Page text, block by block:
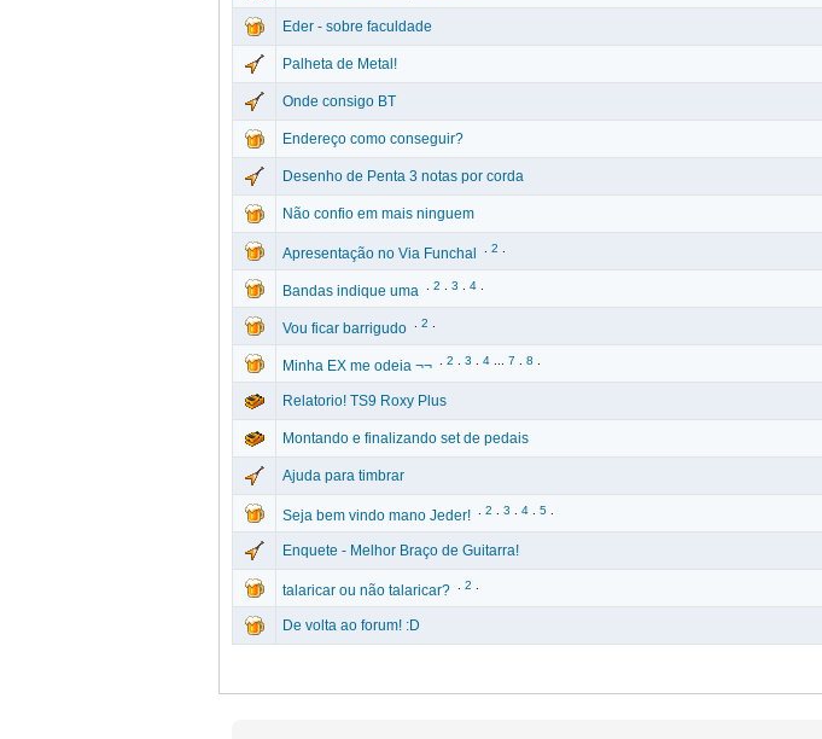
Eder - sobre faculdade
Palheta de Metal!
Onde consigo BT
Endereço como conseguir?
Desenho de Penta 3 notas por corda
Não confio em mais ninguem
Apresentação no Via Funchal 2
Bandas indique uma 2 3 4
Vou ficar barrigudo 2
Minha EX me odeia ¬¬ 2 3 4 7 8
Relatorio! TS9 Roxy Plus
Montando e finalizando set de pedais
Ajuda para timbrar
Seja bem vindo mano Jeder! 2 3 4 5
Enquete - Melhor Braço de Guitarra!
talaricar ou não talaricar? 2
De volta ao forum! :D